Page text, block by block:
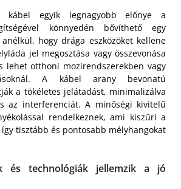
kábel egyik legnagyobb előnye a
könnyedén bővíthető egy
hogy drága eszközöket kellene
jel megosztása vagy összevonása
lehet otthoni mozirendszerekben vagy
A kábel arany bevonatú
a tökéletes jelátadást, minimalizálva
az interferenciát. A minőségi kivitelű
rendelkeznek, ami kiszűri a
tisztább és pontosabb mélyhangokat
és technológiák jellemzik a jó